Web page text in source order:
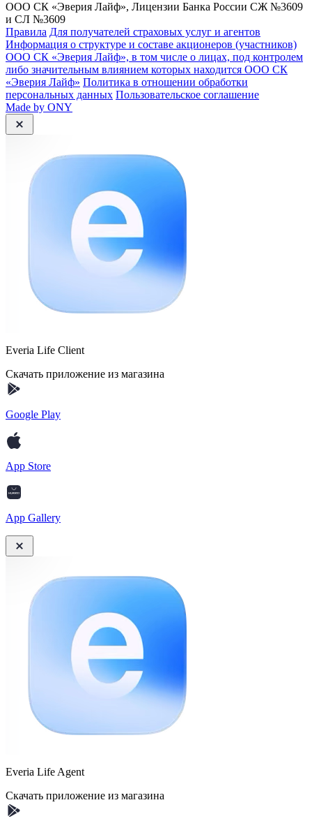
ООО СК «Эверия Лайф», Лицензии Банка России СЖ №3609
и СЛ №3609
Правила Для получателей страховых услуг и агентов
Информация о структуре и составе акционеров (участников)
ООО СК «Эверия Лайф», в том числе о лицах, под контролем
либо значительным влиянием которых находится ООО СК
«Эверия Лайф» Политика в отношении обработки
персональных данных Пользовательское соглашение
Made by ONY
Everia Life Client
Скачать приложение из магазина
Google Play
App Store
App Gallery
Everia Life Agent
Скачать приложение из магазина